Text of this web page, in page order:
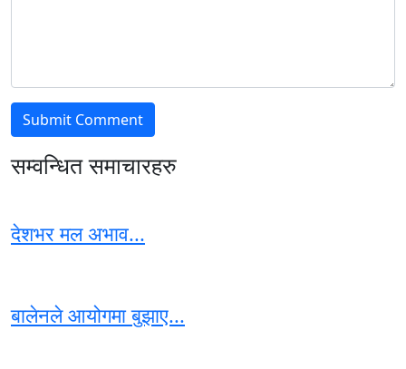
सम्वन्धित समाचारहरु
देशभर मल अभाव...
बालेनले आयोगमा बुझाए...